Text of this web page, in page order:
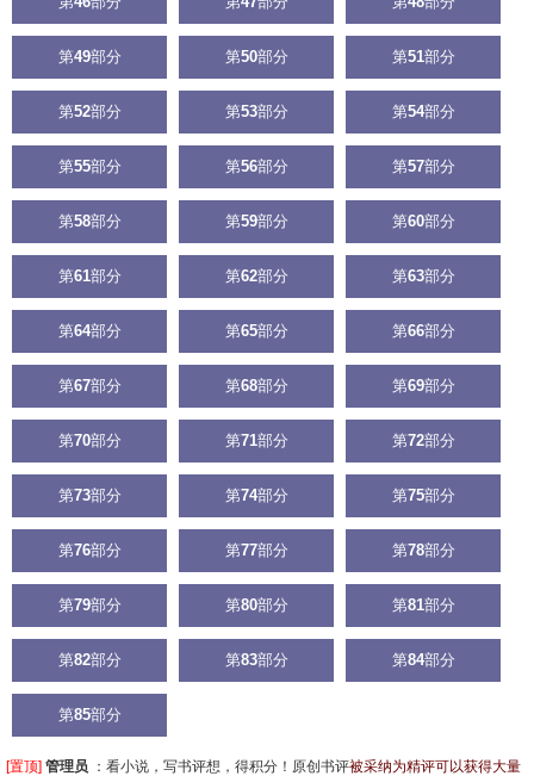
第49部分 第50部分 第51部分
第52部分 第53部分 第54部分
第55部分 第56部分 第57部分
第58部分 第59部分 第60部分
第61部分 第62部分 第63部分
第64部分 第65部分 第66部分
第67部分 第68部分 第69部分
第70部分 第71部分 第72部分
第73部分 第74部分 第75部分
第76部分 第77部分 第78部分
第79部分 第80部分 第81部分
第82部分 第83部分 第84部分
第85部分
[置顶] 管理员 ： 看小说，写书评想，得积分！原创书评被采纳为精评可以获得大量